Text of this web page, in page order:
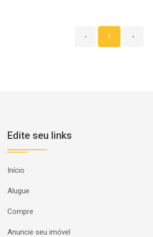
‹ 1 ›
Edite seu links
Início
Alugue
Compre
Anuncie seu imóvel